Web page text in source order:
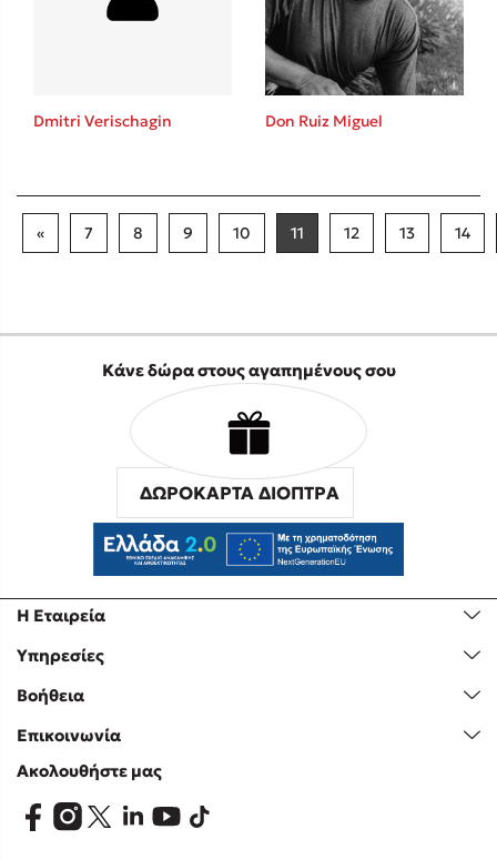
Dmitri Verischagin Don Ruiz Miguel
« 7 8 9 10 11 12 13 14
Η Εταιρεία
Υπηρεσίες
Βοήθεια
Επικοινωνία
Κάνε δώρα στους αγαπημένους σου
ΔΩΡΟΚΑΡΤΑ ΔΙΟΠΤΡΑ
Ακολουθήστε μας